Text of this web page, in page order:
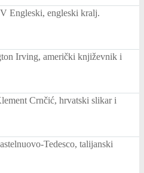
Engleski, engleski kralj.
Irving, američki književnik i
Crnčić, hrvatski slikar i
Tedesco, talijanski